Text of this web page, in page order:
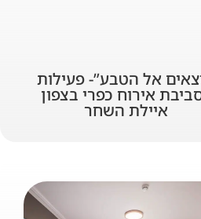
אל הטבע”- פעילות
אירוח כפרי בצפון
איילת השחר